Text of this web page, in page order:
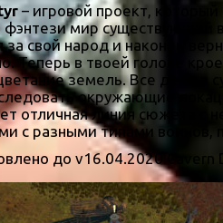
– игровой проект,
мир существующий
свой народ и наконец
Теперь в твоей голове
земель. Все дело в
окружающие
отличная линия
с разными типами воинов,
до v16.04.2020 Cavern